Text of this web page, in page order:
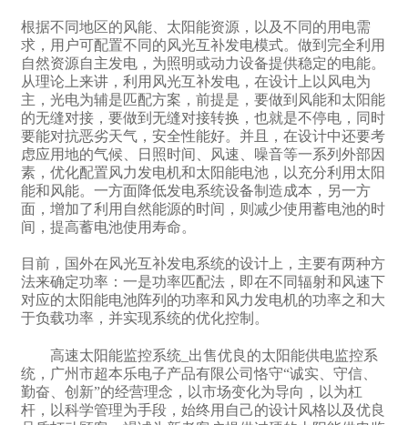
根据不同地区的风能、太阳能资源，以及不同的用电需
求，用户可配置不同的风光互补发电模式。做到完全利用
自然资源自主发电，为照明或动力设备提供稳定的电能。
从理论上来讲，利用风光互补发电，在设计上以风电为
主，光电为辅是匹配方案，前提是，要做到风能和太阳能
的无缝对接，要做到无缝对接转换，也就是不停电，同时
要能对抗恶劣天气，安全性能好。并且，在设计中还要考
虑应用地的气候、日照时间、风速、噪音等一系列外部因
素，优化配置风力发电机和太阳能电池，以充分利用太阳
能和风能。一方面降低发电系统设备制造成本，另一方
面，增加了利用自然能源的时间，则减少使用蓄电池的时
间，提高蓄电池使用寿命。
目前，国外在风光互补发电系统的设计上，主要有两种方
法来确定功率：一是功率匹配法，即在不同辐射和风速下
对应的太阳能电池阵列的功率和风力发电机的功率之和大
于负载功率，并实现系统的优化控制。
高速太阳能监控系统_出售优良的太阳能供电监控系
统，广州市超本乐电子产品有限公司恪守“诚实、守信、
勤奋、创新”的经营理念，以市场变化为导向，以为杠
杆，以科学管理为手段，始终用自己的设计风格以及优良